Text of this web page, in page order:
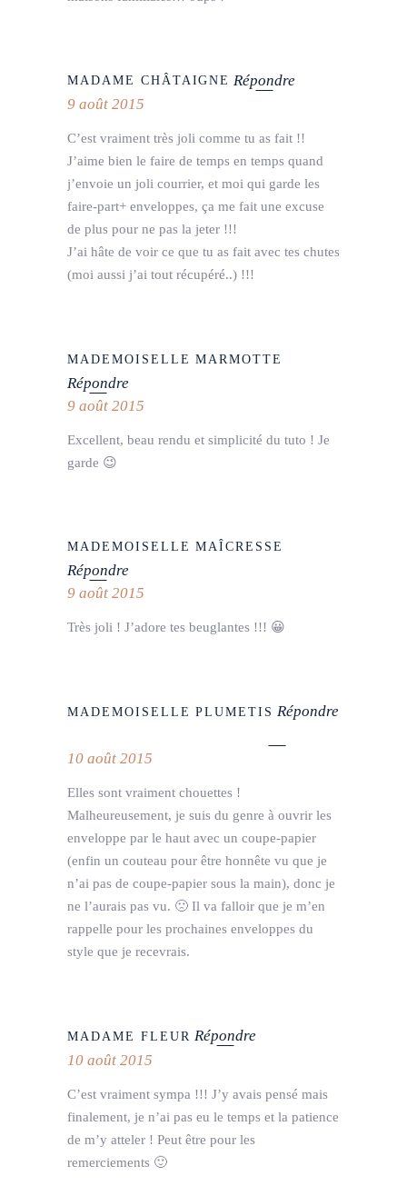
MADAME CHÂTAIGNE Répondre
9 août 2015
C’est vraiment très joli comme tu as fait !!
J’aime bien le faire de temps en temps quand
j’envoie un joli courrier, et moi qui garde les
faire-part+ enveloppes, ça me fait une excuse
de plus pour ne pas la jeter !!!
J’ai hâte de voir ce que tu as fait avec tes chutes
(moi aussi j’ai tout récupéré..) !!!
MADEMOISELLE MARMOTTE
Répondre
9 août 2015
Excellent, beau rendu et simplicité du tuto ! Je
garde 😉
MADEMOISELLE MAÎCRESSE
Répondre
9 août 2015
Très joli ! J’adore tes beuglantes !!! 😀
MADEMOISELLE PLUMETIS Répondre
10 août 2015
Elles sont vraiment chouettes !
Malheureusement, je suis du genre à ouvrir les
enveloppe par le haut avec un coupe-papier
(enfin un couteau pour être honnête vu que je
n’ai pas de coupe-papier sous la main), donc je
ne l’aurais pas vu. 🙁 Il va falloir que je m’en
rappelle pour les prochaines enveloppes du
style que je recevrais.
MADAME FLEUR Répondre
10 août 2015
C’est vraiment sympa !!! J’y avais pensé mais
finalement, je n’ai pas eu le temps et la patience
de m’y atteler ! Peut être pour les
remerciements 🙂